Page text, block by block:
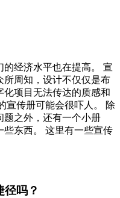
经济水平也在提高。 宣
所周知，设计不仅仅是布
化项目无法传达的质感和
宣传册可能会很吓人。 除
题之外，还有一个小册
东西。 这里有一些宣传
径吗？